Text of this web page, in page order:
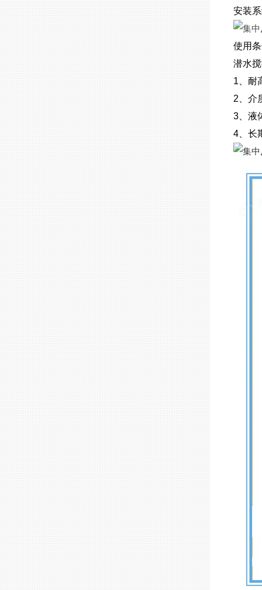
安装
使用
潜水
1、耐
2、介
3、液
4、长